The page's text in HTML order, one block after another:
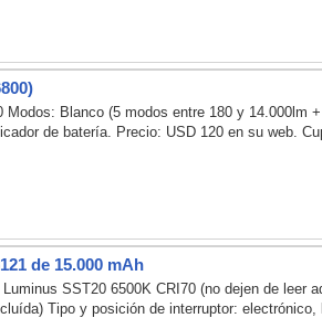
Blanco (5 modos entre 180 y
de batería. Precio: USD 120 en su web.
de 15.000 mAh
SST20 6500K CRI70 (no dejen de
Tipo y posición de interruptor: electrónico,